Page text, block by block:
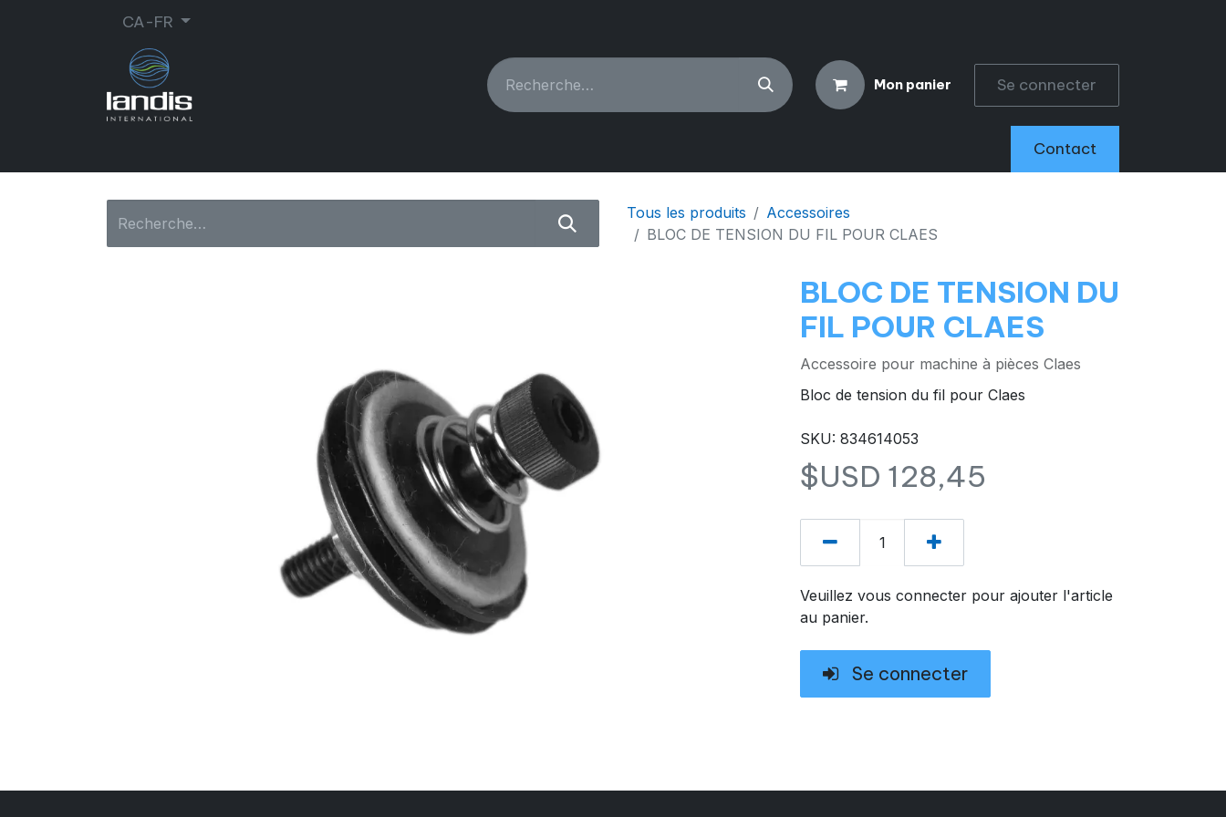
CA-FR
Mon panier Se connecter
Contact
Tous les produits
Accessoires
BLOC DE TENSION DU FIL POUR CLAES
BLOC DE TENSION DU
FIL POUR CLAES
Accessoire pour machine à pièces Claes
Bloc de tension du fil pour Claes
SKU: 834614053
$USD 128,45
Veuillez vous connecter pour ajouter l'article
au panier.
Se connecter